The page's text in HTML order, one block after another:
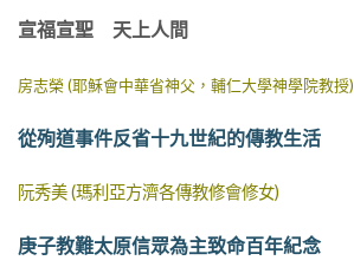
宣福宣聖 天上人間
房志榮 (耶穌會中華省神父，輔仁大學神學院教授)
從殉道事件反省十九世紀的傳教生活
阮秀美 (瑪利亞方濟各傳教修會修女)
庚子教難太原信眾為主致命百年紀念